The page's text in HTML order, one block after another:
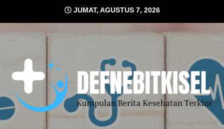
content
JUMAT, AGUSTUS 7, 2026